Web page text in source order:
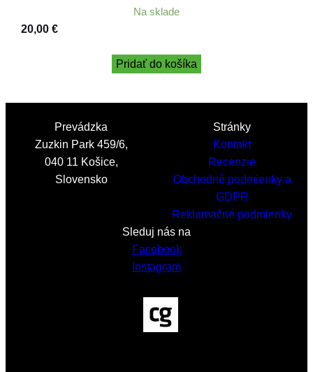
Na sklade
20,00 €
Pridať do košíka
Prevádzka
Zuzkin Park 459/6,
040 11 Košice,
Slovensko
Stránky
Kontakt
Recenzie
Obchodné podmienky a
GDPR
Reklamačné podmienky
Sleduj nás na
Facebook
Instagram